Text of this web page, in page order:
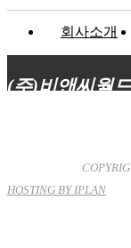
회사소개
(주)비앤씨월드
HOSTING BY IPLAN